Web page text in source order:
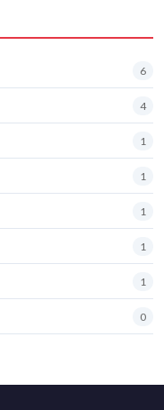
6
4
1
1
1
1
1
0